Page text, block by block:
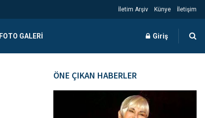
İletim Arşiv Künye İletişim
FOTO GALERI Giriş
ÖNE ÇIKAN HABERLER